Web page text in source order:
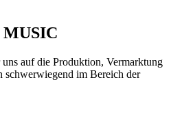
MUSIC
auf die Produktion, Vermarktung
schwerwiegend im Bereich der